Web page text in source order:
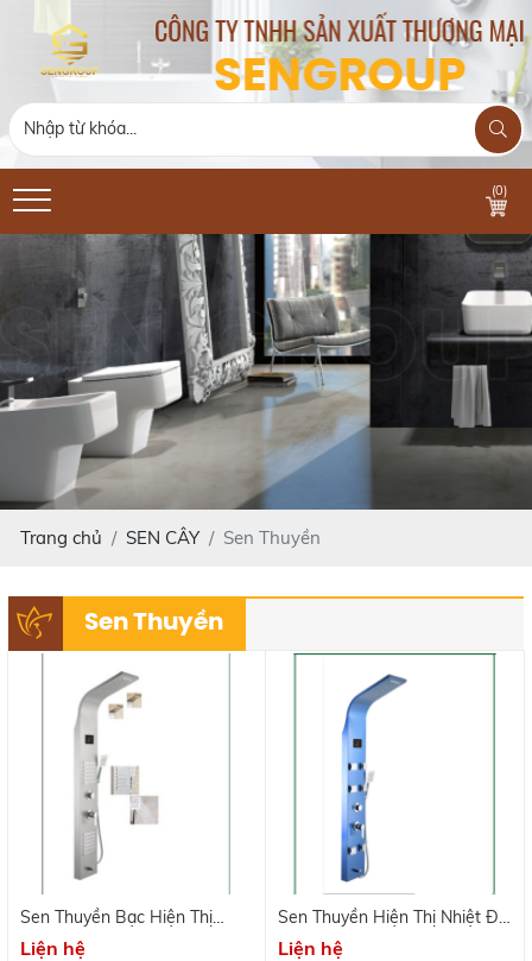
(0)
Trang chủ SEN CÂY Sen Thuyền
Sen Thuyền
Sen Thuyền Bạc Hiện Thị
Nhiệt Độ GH - 1017
Liện hệ
Sen Thuyền Hiện Thị Nhiệt Độ
6 Mắt Xanh GH- 1014
Liện hệ